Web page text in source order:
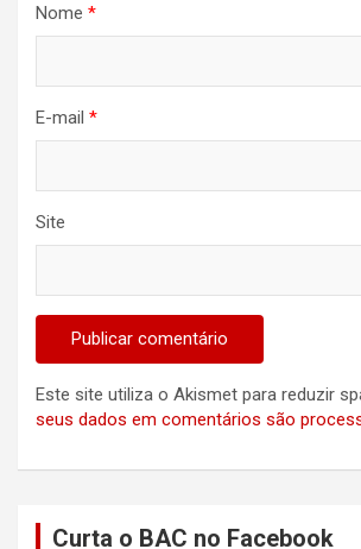
Nome *
E-mail *
Site
Este site utiliza o Akismet para reduzir
seus dados em comentários são
Curta o BAC no Facebook